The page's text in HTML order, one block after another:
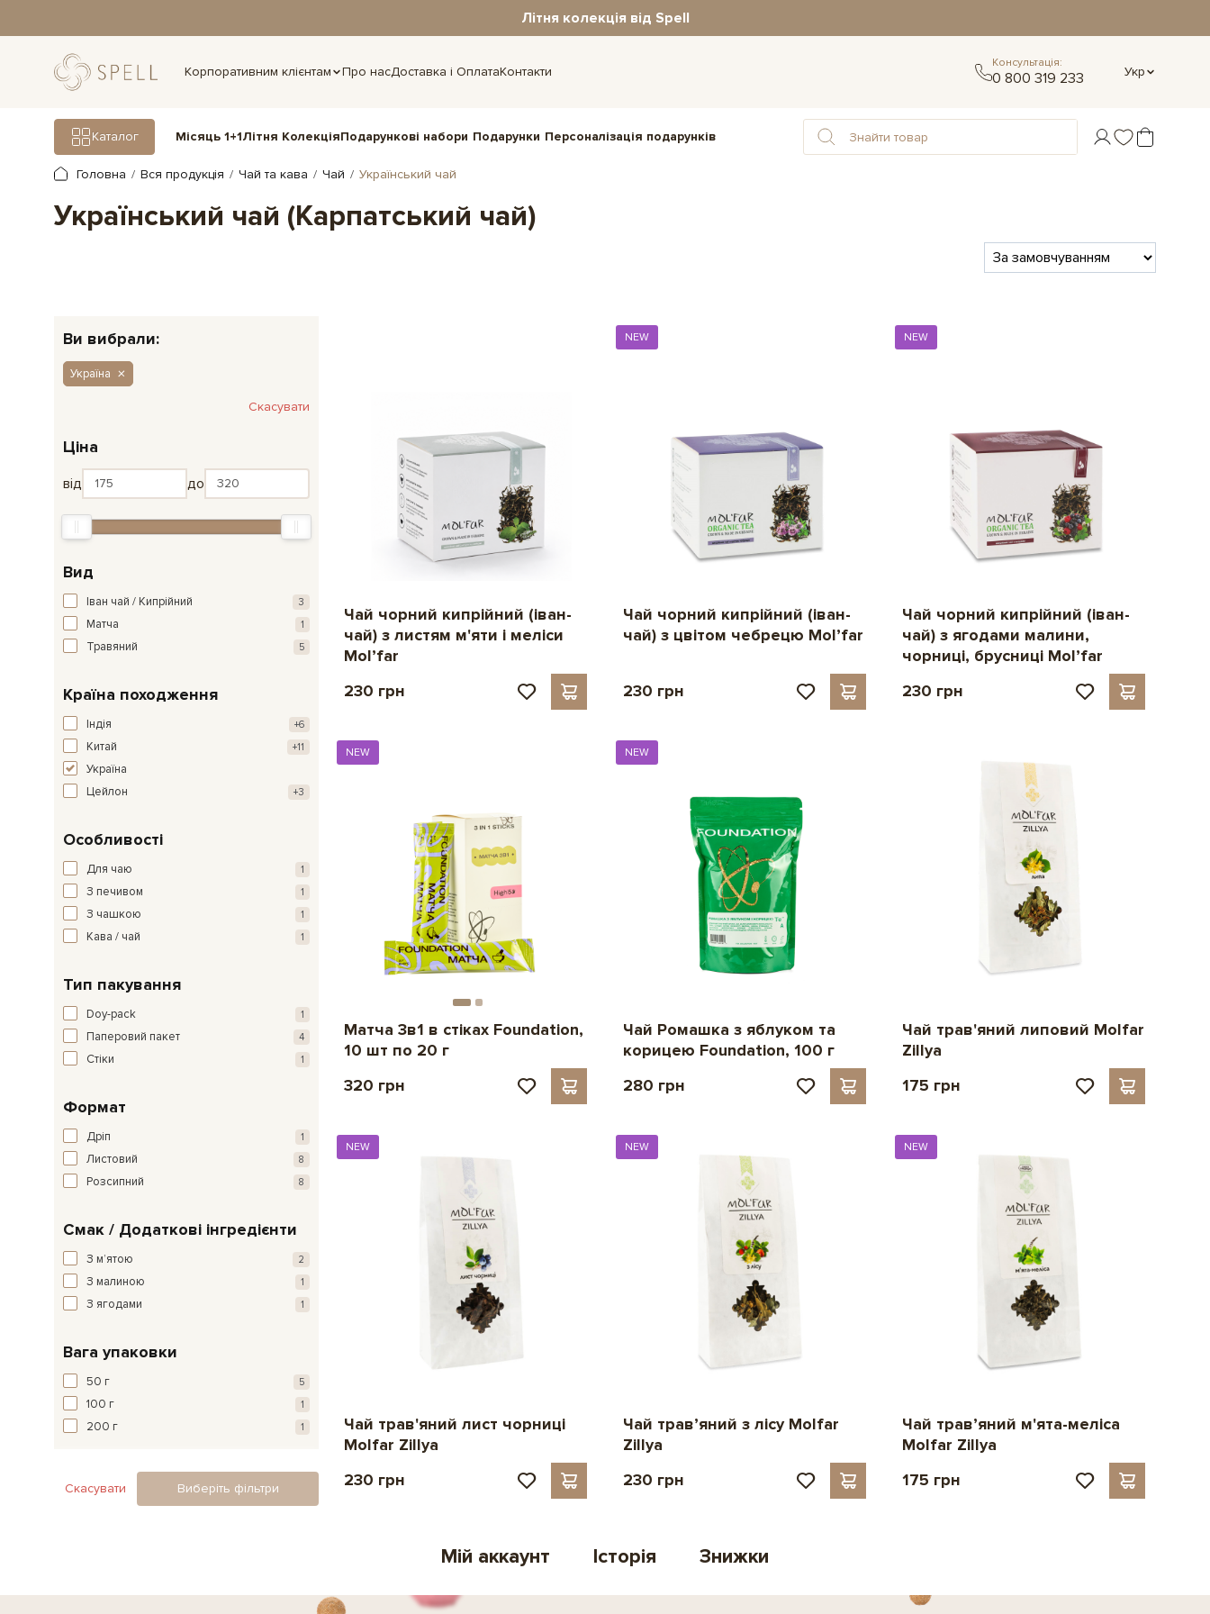
Літня колекція від Spell
Корпоративним клієнтам Про насДоставка і ОплатаКонтакти
Консультація:
0 800 319 233 Укр
Каталог Місяць 1+1Літня КолекціяПодарункові набори Подарунки Персоналізація подарунків
Головна Вся продукція Чай та кава Чай Український чай
Український чай (Карпатський чай)
Ви вибрали:
Україна
Скасувати
Ціна
від до
Вид
Іван чай / Кипрійний 3
Матча 1
Травяний 5
Країна походження
Індія +6
Китай +11
Україна
Цейлон
+3
Особливості
Для чаю 1
З печивом 1
З чашкою 1
Кава / чай 1
Тип пакування
Doy-pack 1
Паперовий пакет 4
Стіки 1
Формат
Дріп 1
Листовий 8
Розсипний 8
Смак / Додаткові інгредієнти
З мʼятою 2
З малиною 1
З ягодами 1
Вага упаковки
50 г 5
100 г 1
200 г 1
Скасувати Виберіть фільтри
Чай чорний кипрійний (іван-
чай) з листям м'яти і меліси
Mol’far
230 грн
NEW
Чай чорний кипрійний (іван-
чай) з цвітом чебрецю Mol’far
230 грн
NEW
Чай чорний кипрійний (іван-
чай) з ягодами малини,
чорниці, брусниці Mol’far
230 грн
NEW
Матча 3в1 в стіках Foundation,
10 шт по 20 г
320 грн
NEW
Чай Ромашка з яблуком та
корицею Foundation, 100 г
280 грн
Чай трав'яний липовий Molfar
Zillya
175 грн
NEW
Чай трав'яний лист чорниці
Molfar Zillya
230 грн
NEW
Чай трав’яний з лісу Molfar
Zillya
230 грн
NEW
Чай трав’яний м'ята-меліса
Molfar Zillya
175 грн
Мій аккаунт Історія Знижки